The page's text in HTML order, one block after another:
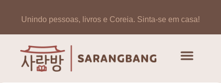
Unindo pessoas, livros e Coreia. Sinta-se em casa!